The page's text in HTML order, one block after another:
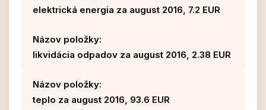
elektrická energia za august 2016, 7.2 EUR
Názov položky:
likvidácia odpadov za august 2016, 2.38 EUR
Názov položky:
teplo za august 2016, 93.6 EUR